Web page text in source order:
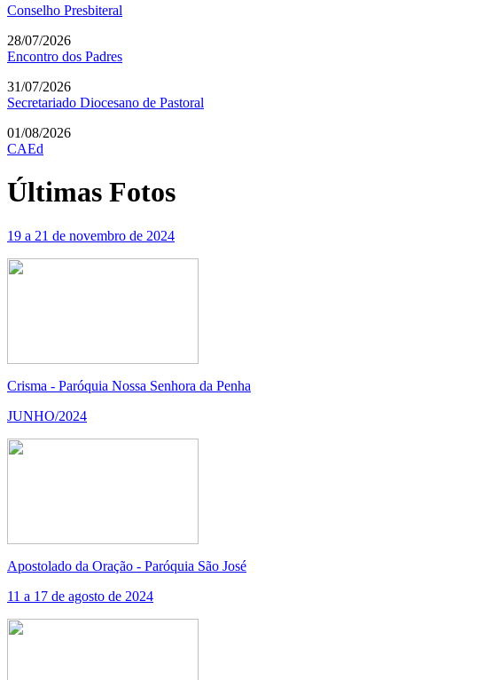
Conselho Presbiteral
28/07/2026
Encontro dos Padres
31/07/2026
Secretariado Diocesano de Pastoral
01/08/2026
CAEd
Últimas Fotos
19 a 21 de novembro de 2024
Crisma - Paróquia Nossa Senhora da Penha
JUNHO/2024
Apostolado da Oração - Paróquia São José
11 a 17 de agosto de 2024